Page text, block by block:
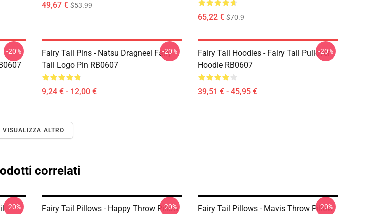
49,67 € $53.99
65,22 € $70.9
-20%
Fairy Tail Pins - Natsu Dragneel Fairy
Tail Logo Pin RB0607
9,24 € - 12,00 €
-20%
Fairy Tail Hoodies - Fairy Tail Pullover
Hoodie RB0607
39,51 € - 45,95 €
-20%
VISUALIZZA ALTRO
correlati
-20%
Fairy Tail Pillows - Happy Throw Pillow
-20%
Fairy Tail Pillows - Mavis Throw Pillow
-20%